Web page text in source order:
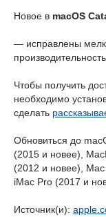
Новое в macOS
— исправлены
Чтобы получить
необходимо
сделать
Обновиться до
(2015 и новее),
(2012 и новее),
iMac Pro (2017 и
Источник(и):